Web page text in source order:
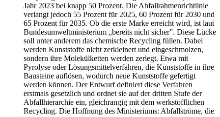
Jahr 2023 bei knapp 50 Prozent. Die Abfallrahmenrichtlinie
verlangt jedoch 55 Prozent für 2025, 60 Prozent für 2030 und
65 Prozent für 2035. Ob die erste Marke erreicht wird, ist laut
Bundesumweltministerium „bereits nicht sicher”. Diese Lücke
soll unter anderem das chemische Recycling füllen. Dabei
werden Kunststoffe nicht zerkleinert und eingeschmolzen,
sondern ihre Molekülketten werden zerlegt. Etwa mit
Pyrolyse oder Lösungsmittelverfahren, die Kunststoffe in ihre
Bausteine auflösen, wodurch neue Kunststoffe gefertigt
werden können. Der Entwurf definiert diese Verfahren
erstmals gesetzlich und ordnet sie auf der dritten Stufe der
Abfallhierarchie ein, gleichrangig mit dem werkstofflichen
Recycling. Die Hoffnung des Ministeriums: Abfallströme, die